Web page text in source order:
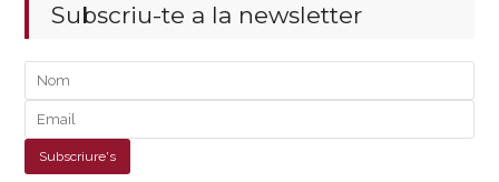
Subscriu-te a la newsletter